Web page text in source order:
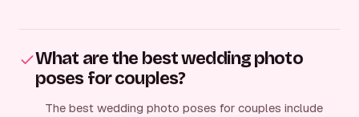
What are the best wedding photo
poses for couples?
The best wedding photo poses for couples include